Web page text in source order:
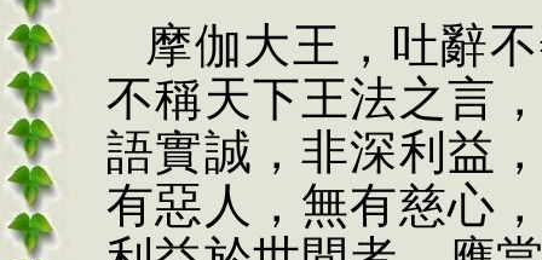
摩伽大王，吐辭
不稱天下王法之言
語實誠，非深利益
有惡人，無有慈心